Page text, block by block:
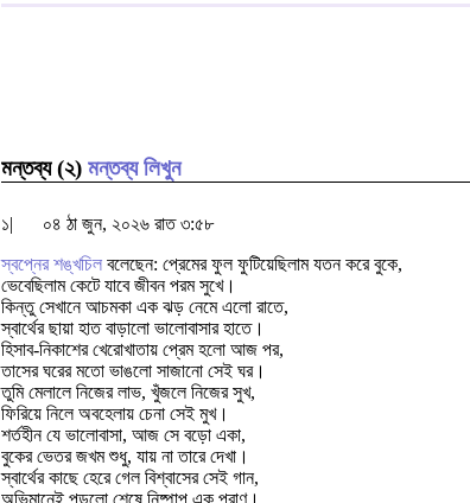
মন্তব্য (২) মন্তব্য লিখুন
১| ০৪ ঠা জুন, ২০২৬ রাত ৩:৫৮
স্বপ্নের শঙ্খচিল বলেছেন: প্রেমের ফুল ফুটিয়েছিলাম যতন করে বুকে,
ভেবেছিলাম কেটে যাবে জীবন পরম সুখে।
কিন্তু সেখানে আচমকা এক ঝড় নেমে এলো রাতে,
স্বার্থের ছায়া হাত বাড়ালো ভালোবাসার হাতে।
হিসাব-নিকাশের খেরোখাতায় প্রেম হলো আজ পর,
তাসের ঘরের মতো ভাঙলো সাজানো সেই ঘর।
তুমি মেলালে নিজের লাভ, খুঁজলে নিজের সুখ,
ফিরিয়ে নিলে অবহেলায় চেনা সেই মুখ।
শর্তহীন যে ভালোবাসা, আজ সে বড়ো একা,
বুকের ভেতর জখম শুধু, যায় না তারে দেখা।
স্বার্থের কাছে হেরে গেল বিশ্বাসের সেই গান,
অভিমানেই পুড়লো শেষে নিষ্পাপ এক প্রাণ।